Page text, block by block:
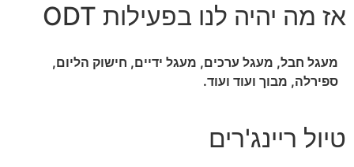
אז מה יהיה לנו בפעילות ODT
מעגל חבל, מעגל ערכים, מעגל ידיים, חישוק הליום,
ספירלה, מבוך ועוד ועוד.
טיול ריינג'רים